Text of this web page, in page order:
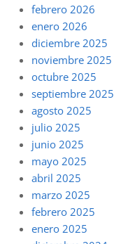
febrero 2026
enero 2026
diciembre 2025
noviembre 2025
octubre 2025
septiembre 2025
agosto 2025
julio 2025
junio 2025
mayo 2025
abril 2025
marzo 2025
febrero 2025
enero 2025